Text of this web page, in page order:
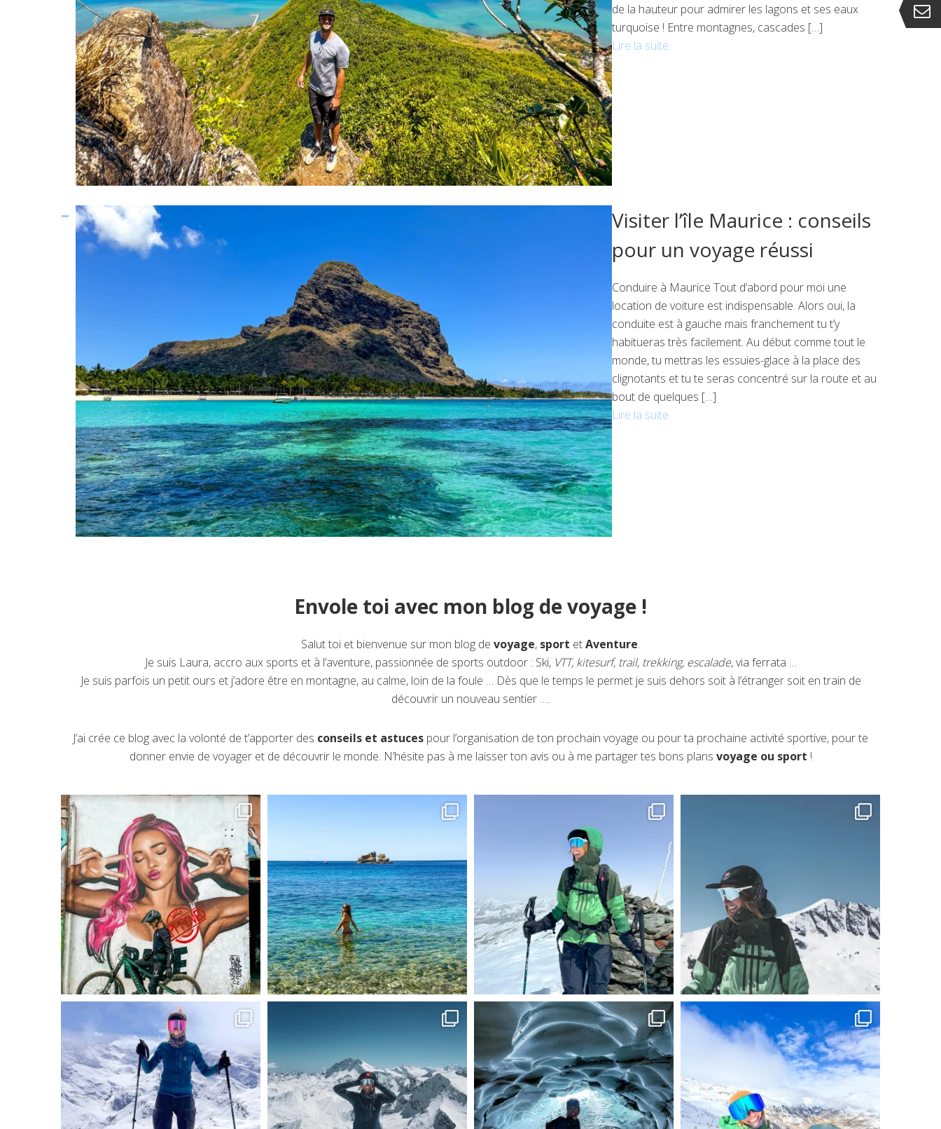
de la hauteur pour admirer les lagons et ses eaux
turquoise ! Entre montagnes, cascades […]
Lire la suite
Visiter l’île Maurice : conseils
pour un voyage réussi
Conduire à Maurice Tout d’abord pour moi une
location de voiture est indispensable. Alors oui, la
conduite est à gauche mais franchement tu t’y
habitueras très facilement. Au début comme tout le
monde, tu mettras les essuies-glace à la place des
clignotants et tu te seras concentré sur la route et au
bout de quelques […]
Lire la suite
Envole toi avec mon blog de voyage !
Salut toi et bienvenue sur mon blog de voyage, sport etAventure.
Je suis Laura, accro aux sports et à l’aventure, passionnée de sports outdoor : Ski, VTT, kitesurf, trail, trekking, escalade, via ferrata …
Je suis parfois un petit ours et j’adore être en montagne, au calme, loin de la foule … Dès que le temps le permet je suis dehors soit à l’étranger soit en train de
découvrir un nouveau sentier ….
J’ai crée ce blog avec la volonté de t’apporter des conseils et astuces pour l’organisation de ton prochain voyage ou pour ta prochaine activité sportive, pour te
donner envie de voyager et de découvrir le monde. N’hésite pas à me laisser ton avis ou à me partager tes bons plans voyage ou sport !